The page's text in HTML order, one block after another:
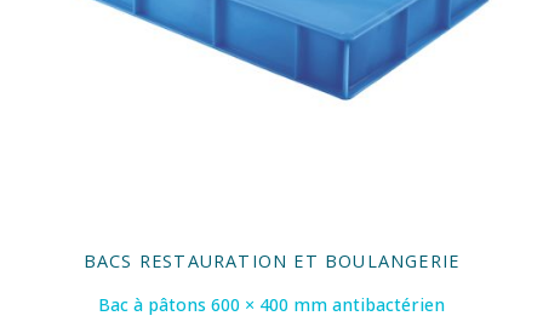
BACS RESTAURATION ET BOULANGERIE
Bac à pâtons 600 × 400 mm antibactérien